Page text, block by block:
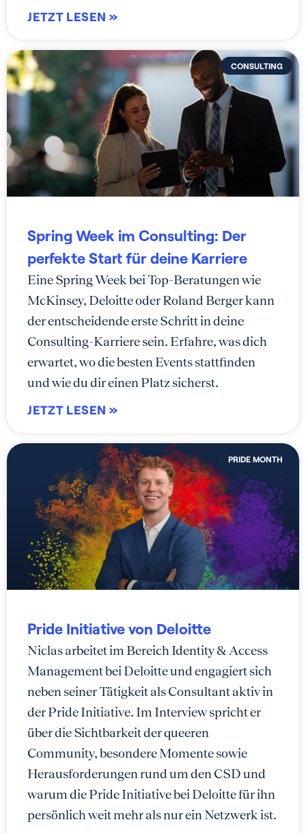
JETZT LESEN »
CONSULTING
Spring Week im Consulting: Der
perfekte Start für deine Karriere
Eine Spring Week bei Top-Beratungen wie
McKinsey, Deloitte oder Roland Berger kann
der entscheidende erste Schritt in deine
Consulting-Karriere sein. Erfahre, was dich
erwartet, wo die besten Events stattfinden
und wie du dir einen Platz sicherst.
JETZT LESEN »
PRIDE MONTH
Pride Initiative von Deloitte
Niclas arbeitet im Bereich Identity & Access
Management bei Deloitte und engagiert sich
neben seiner Tätigkeit als Consultant aktiv in
der Pride Initiative. Im Interview spricht er
über die Sichtbarkeit der queeren
Community, besondere Momente sowie
Herausforderungen rund um den CSD und
warum die Pride Initiative bei Deloitte für ihn
persönlich weit mehr als nur ein Netzwerk ist.